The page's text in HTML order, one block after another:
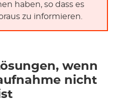
haben, so dass es
zu informieren.
nicht